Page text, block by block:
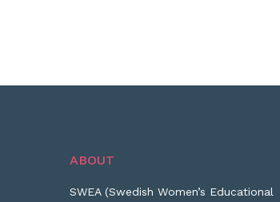
ABOUT
SWEA (Swedish Women’s Educational